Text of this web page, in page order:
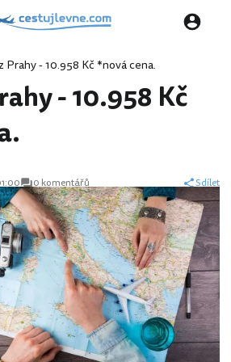
Prahy - 10.958 Kč *nová cena.
- 10.958 Kč
0 komentářů Sdílet